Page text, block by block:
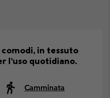
in tessuto
l’uso quotidiano.
Camminata